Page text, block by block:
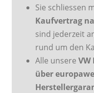
Sie schliessen
Kaufvertrag
sind jederzeit
rund um den
Alle unsere VW
über